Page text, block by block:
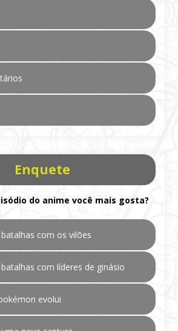
Enquete
do anime você mais gosta?
com os vilões
com líderes de ginásio
evolui